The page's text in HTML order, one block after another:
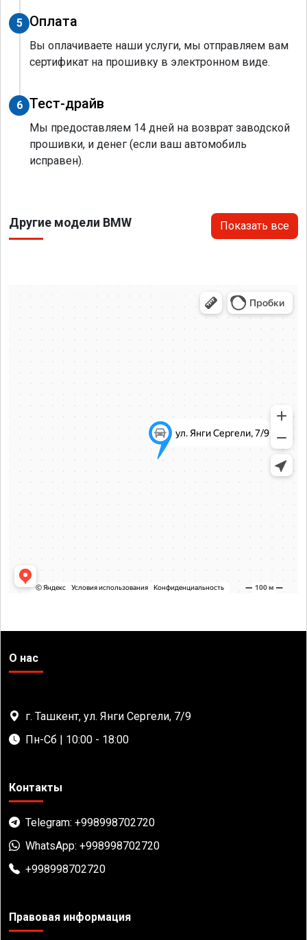
5 Оплата
Вы оплачиваете наши услуги, мы отправляем вам
сертификат на прошивку в электронном виде.
6 Тест-драйв
Мы предоставляем 14 дней на возврат заводской
прошивки, и денег (если ваш автомобиль
исправен).
Другие модели BMW Показать все
О нас
г. Ташкент, ул. Янги Сергели, 7/9
Пн-Сб | 10:00 - 18:00
Контакты
Telegram: +998998702720
WhatsApp: +998998702720
+998998702720
Правовая информация